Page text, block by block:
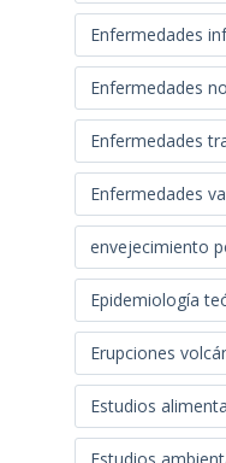
Enfermedades
Enfermedades
Enfermedades
Enfermedades
envejecimiento
Epidemiología
Erupciones
Estudios